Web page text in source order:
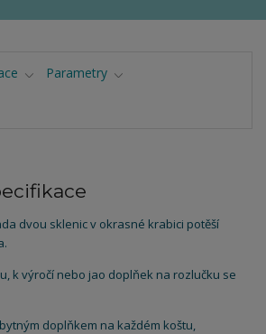
Parametry
dvou sklenic v okrasné krabici potěší
k výročí nebo jao doplňek na rozlučku se
doplňkem na každém koštu,